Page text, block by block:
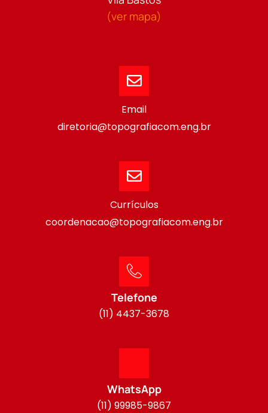
(ver mapa)
Email
diretoria@topografiacom.eng.br
Currículos
coordenacao@topografiacom.eng.br
Telefone
(11) 4437-3678
WhatsApp
(11) 99985-9867